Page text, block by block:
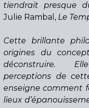
tiendrait presque
Julie Rambal, Le
Cette brillante
origines du
déconstruire.
perceptions de
enseigne comment
lieux